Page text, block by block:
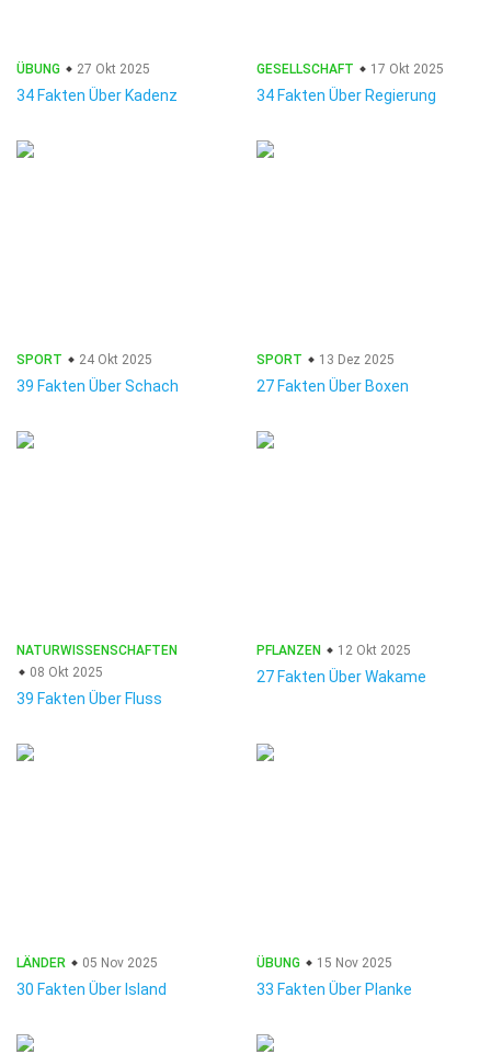
ÜBUNG 27 Okt 2025
34 Fakten Über Kadenz
GESELLSCHAFT 17 Okt 2025
34 Fakten Über Regierung
SPORT 24 Okt 2025
39 Fakten Über Schach
SPORT 13 Dez 2025
27 Fakten Über Boxen
NATURWISSENSCHAFTEN
08 Okt 2025
39 Fakten Über Fluss
PFLANZEN 12 Okt 2025
27 Fakten Über Wakame
LÄNDER 05 Nov 2025
30 Fakten Über Island
ÜBUNG 15 Nov 2025
33 Fakten Über Planke